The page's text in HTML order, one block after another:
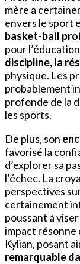
mère a
envers le sport
basket-ball
pour
discipline, la
physique. Les
probablement
profonde de la
les sports.
De plus, son
favorisé la
d’explorer sa
l’échec. La
perspectives
certainement
poussant à
impact résonne
Kylian, posant
remarquable